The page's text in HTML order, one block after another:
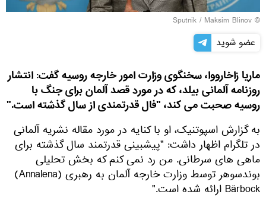
© Sputnik / Maksim Blinov
عضو شوید
ماریا زاخارووا، سخنگوی وزارت امور خارجه روسیه گفت: انتشار
روزنامه آلمانی بیلد، که در مورد قصد آلمان برای جنگ با
روسیه صحبت می کند، "فال قدرتمندی از سال گذشته است."
به گزارش اسپوتنیک، او با کنایه در مورد مقاله نشریه آلمانی
در تلگرام اظهار داشت: "پیشبینی قدرتمند سال گذشته برای
ماهی های سرطانی. من رد نمی کنم که بخش تحلیلی
بوندسوهر توسط وزارت خارجه آلمان به رهبری (Annalena)
Bärbock ارائه شده است."